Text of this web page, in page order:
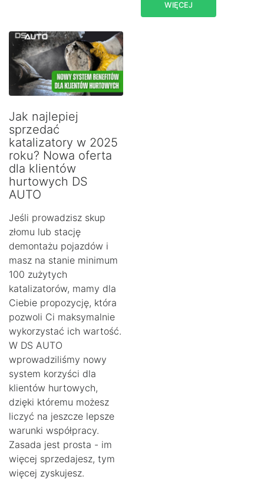
WIĘCEJ
Jak najlepiej
sprzedać
katalizatory w 2025
roku? Nowa oferta
dla klientów
hurtowych DS
AUTO
Jeśli prowadzisz skup
złomu lub stację
demontażu pojazdów i
masz na stanie minimum
100 zużytych
katalizatorów, mamy dla
Ciebie propozycję, która
pozwoli Ci maksymalnie
wykorzystać ich wartość.
W DS AUTO
wprowadziliśmy nowy
system korzyści dla
klientów hurtowych,
dzięki któremu możesz
liczyć na jeszcze lepsze
warunki współpracy.
Zasada jest prosta - im
więcej sprzedajesz, tym
więcej zyskujesz.